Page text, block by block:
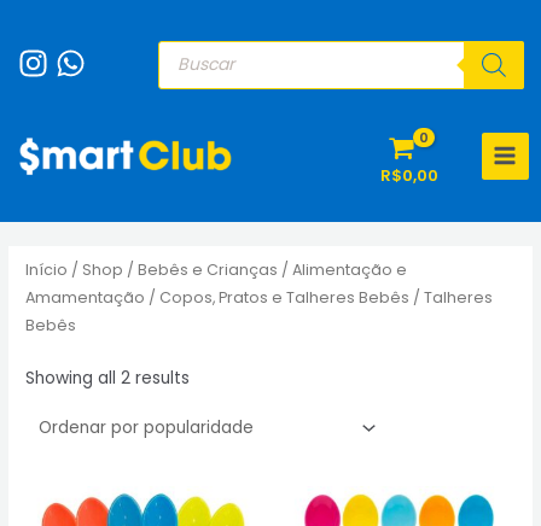
para
Pesquisar
produtos
R$0,00
Início / Shop /Bebês e Crianças /Alimentação e
Amamentação / Copos, Pratos e Talheres Bebês / Talheres
Bebês
Showing all 2 results